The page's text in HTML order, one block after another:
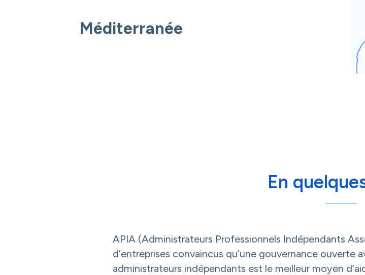
Méditerranée
En
APIA (Administrateurs Professionnels Indépendants
d’entreprises convaincus qu’une gouvernance
administrateurs indépendants est le meilleur moyen